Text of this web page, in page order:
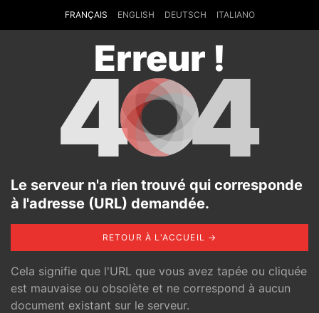
FRANÇAIS ENGLISH DEUTSCH ITALIANO
Erreur !
4 4
Le serveur n'a rien trouvé qui corresponde
à l'adresse (URL) demandée.
RETOUR À L'ACCUEIL →
Cela signifie que l'URL que vous avez tapée ou cliquée
est mauvaise ou obsolète et ne correspond à aucun
document existant sur le serveur.